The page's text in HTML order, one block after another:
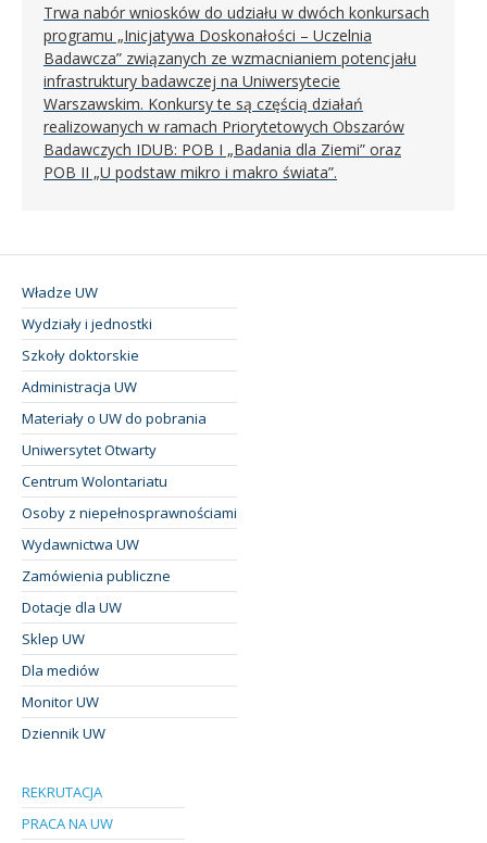
Trwa nabór wniosków do udziału w dwóch konkursach
programu „Inicjatywa Doskonałości – Uczelnia
Badawcza” związanych ze wzmacnianiem potencjału
infrastruktury badawczej na Uniwersytecie
Warszawskim. Konkursy te są częścią działań
realizowanych w ramach Priorytetowych Obszarów
Badawczych IDUB: POB I „Badania dla Ziemi” oraz
POB II „U podstaw mikro i makro świata”.
Władze UW
Wydziały i jednostki
Szkoły doktorskie
Administracja UW
Materiały o UW do pobrania
Uniwersytet Otwarty
Centrum Wolontariatu
Osoby z niepełnosprawnościami
Wydawnictwa UW
Zamówienia publiczne
Dotacje dla UW
Sklep UW
Dla mediów
Monitor UW
Dziennik UW
REKRUTACJA
PRACA NA UW